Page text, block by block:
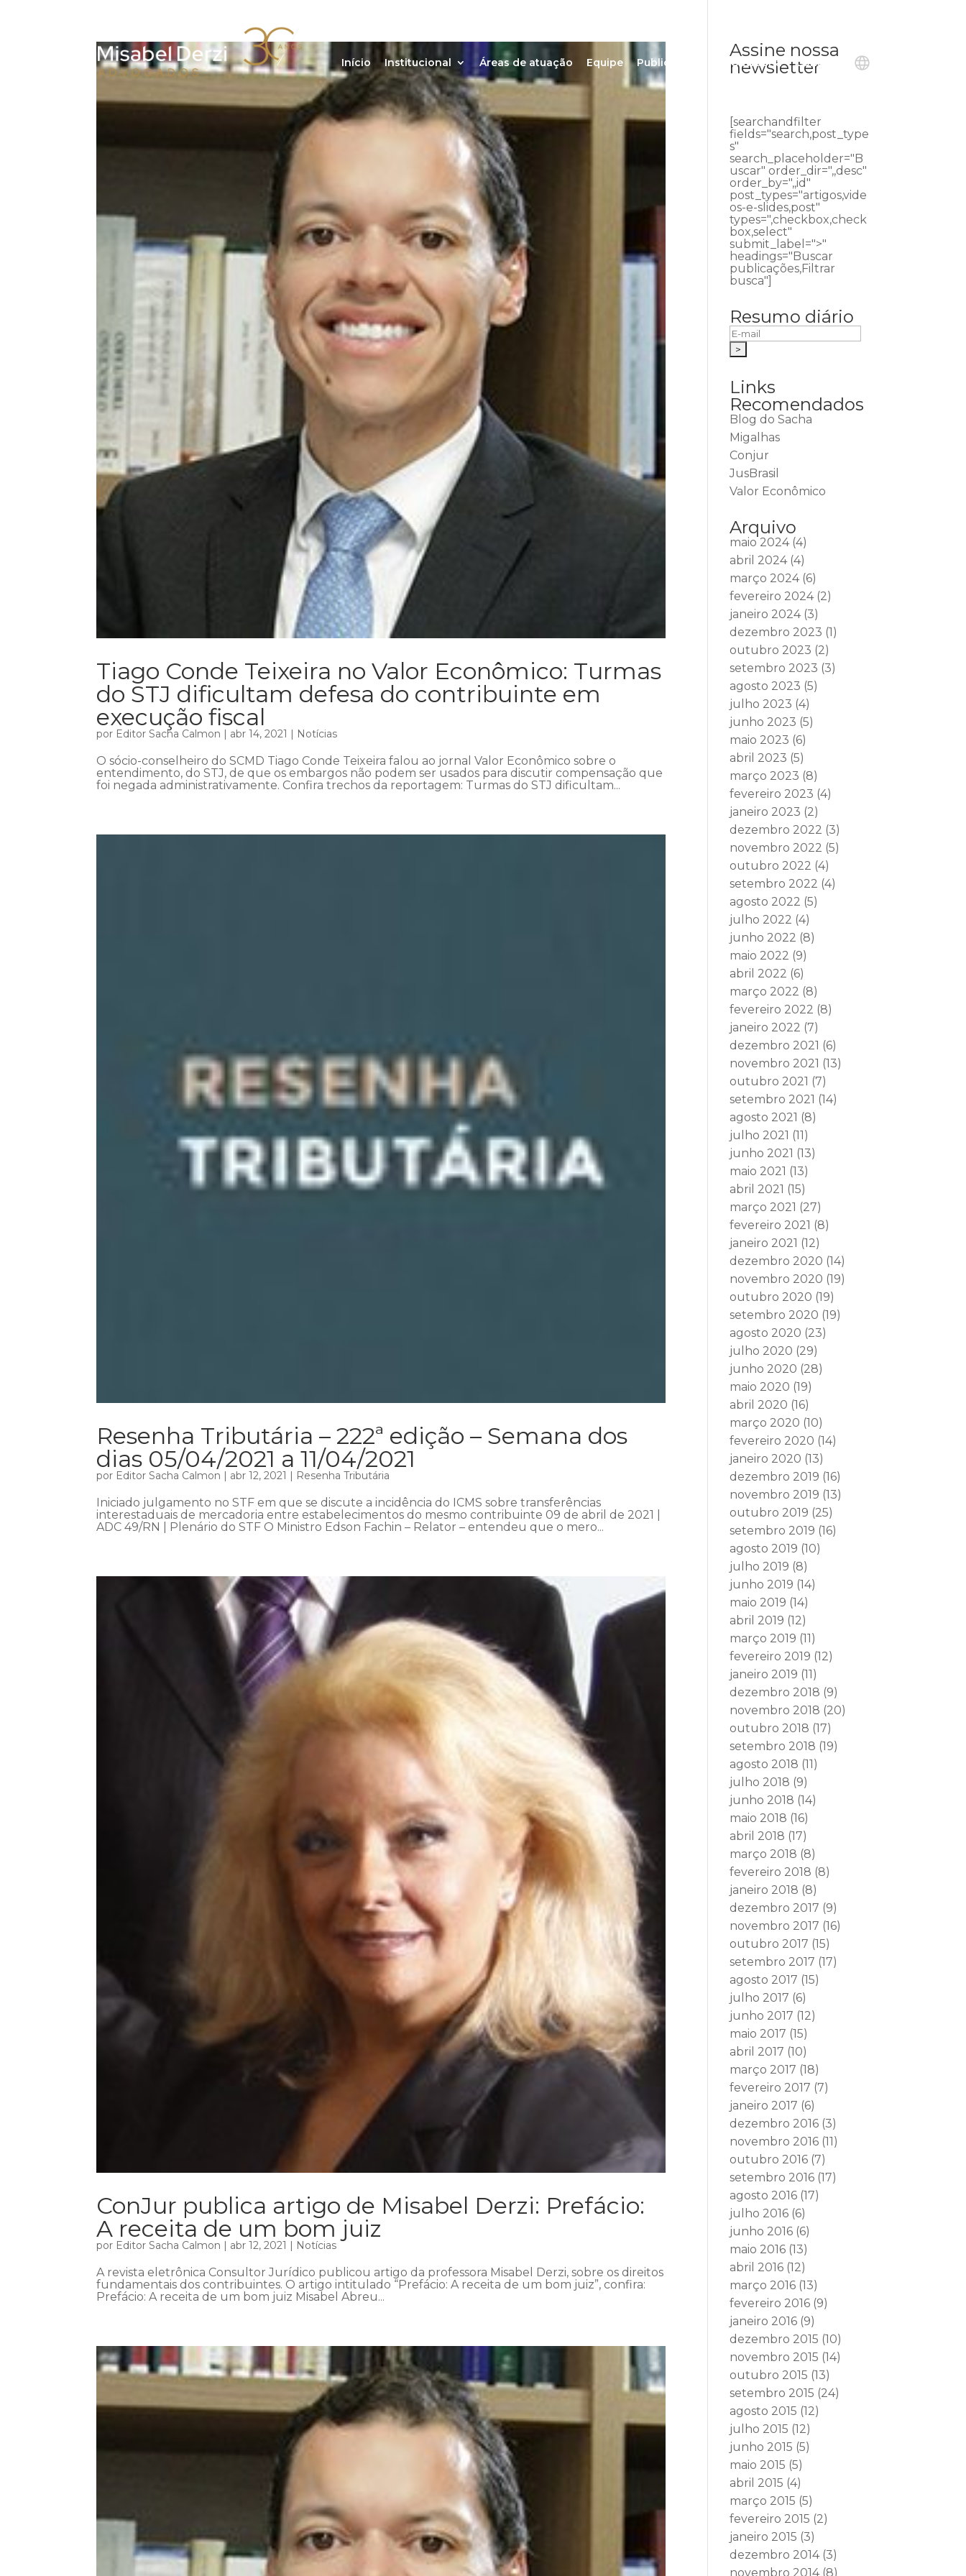
Início Institucional Áreas de atuação Equipe Publicações Ouvidoria Contato
Tiago Conde Teixeira no Valor Econômico: Turmas
do STJ dificultam defesa do contribuinte em
execução fiscal
por Editor Sacha Calmon | abr 14, 2021 | Notícias
O sócio-conselheiro do SCMD Tiago Conde Teixeira falou ao jornal Valor Econômico sobre o
entendimento, do STJ, de que os embargos não podem ser usados para discutir compensação que
foi negada administrativamente. Confira trechos da reportagem: Turmas do STJ dificultam...
Resenha Tributária – 222ª edição – Semana dos
dias 05/04/2021 a 11/04/2021
por Editor Sacha Calmon | abr 12, 2021 | Resenha Tributária
Iniciado julgamento no STF em que se discute a incidência do ICMS sobre transferências
interestaduais de mercadoria entre estabelecimentos do mesmo contribuinte 09 de abril de 2021 |
ADC 49/RN | Plenário do STF O Ministro Edson Fachin – Relator – entendeu que o mero...
ConJur publica artigo de Misabel Derzi: Prefácio:
A receita de um bom juiz
por Editor Sacha Calmon | abr 12, 2021 | Notícias
A revista eletrônica Consultor Jurídico publicou artigo da professora Misabel Derzi, sobre os direitos
fundamentais dos contribuintes. O artigo intitulado “Prefácio: A receita de um bom juiz”, confira:
Prefácio: A receita de um bom juiz Misabel Abreu...
Assine nossa
newsletter
[searchandfilter
fields="search,post_type
s"
search_placeholder="B
uscar" order_dir=",,desc"
order_by=",,id"
post_types="artigos,vide
os-e-slides,post"
types=",checkbox,check
box,select"
submit_label=">"
headings="Buscar
publicações,Filtrar
busca"]
Resumo diário
Links
Recomendados
Blog do Sacha
Migalhas
Conjur
JusBrasil
Valor Econômico
Arquivo
maio 2024(4)
abril 2024(4)
março 2024(6)
fevereiro 2024(2)
janeiro 2024(3)
dezembro 2023 (1)
outubro 2023 (2)
setembro 2023 (3)
agosto 2023 (5)
julho 2023 (4)
junho 2023 (5)
maio 2023 (6)
abril 2023 (5)
março 2023 (8)
fevereiro 2023 (4)
janeiro 2023 (2)
dezembro 2022 (3)
novembro 2022 (5)
outubro 2022 (4)
setembro 2022 (4)
agosto 2022 (5)
julho 2022 (4)
junho 2022 (8)
maio 2022 (9)
abril 2022 (6)
março 2022 (8)
fevereiro 2022 (8)
janeiro 2022 (7)
dezembro 2021 (6)
novembro 2021 (13)
outubro 2021 (7)
setembro 2021 (14)
agosto 2021 (8)
julho 2021 (11)
junho 2021 (13)
maio 2021 (13)
abril 2021 (15)
março 2021 (27)
fevereiro 2021 (8)
janeiro 2021 (12)
dezembro 2020 (14)
novembro 2020 (19)
outubro 2020 (19)
setembro 2020 (19)
agosto 2020 (23)
julho 2020 (29)
junho 2020 (28)
maio 2020 (19)
abril 2020 (16)
março 2020 (10)
fevereiro 2020 (14)
janeiro 2020 (13)
dezembro 2019 (16)
novembro 2019 (13)
outubro 2019 (25)
setembro 2019 (16)
agosto 2019 (10)
julho 2019 (8)
junho 2019 (14)
maio 2019 (14)
abril 2019 (12)
março 2019 (11)
fevereiro 2019 (12)
janeiro 2019 (11)
dezembro 2018 (9)
novembro 2018 (20)
outubro 2018 (17)
setembro 2018 (19)
agosto 2018 (11)
julho 2018 (9)
junho 2018 (14)
maio 2018 (16)
abril 2018 (17)
março 2018 (8)
fevereiro 2018 (8)
janeiro 2018 (8)
dezembro 2017 (9)
novembro 2017 (16)
outubro 2017 (15)
setembro 2017 (17)
agosto 2017 (15)
julho 2017 (6)
junho 2017 (12)
maio 2017 (15)
abril 2017 (10)
março 2017 (18)
fevereiro 2017 (7)
janeiro 2017 (6)
dezembro 2016 (3)
novembro 2016 (11)
outubro 2016 (7)
setembro 2016 (17)
agosto 2016 (17)
julho 2016 (6)
junho 2016 (6)
maio 2016 (13)
abril 2016 (12)
março 2016 (13)
fevereiro 2016 (9)
janeiro 2016 (9)
dezembro 2015 (10)
novembro 2015 (14)
outubro 2015 (13)
setembro 2015 (24)
agosto 2015 (12)
julho 2015 (12)
junho 2015 (5)
maio 2015 (5)
abril 2015 (4)
março 2015 (5)
fevereiro 2015 (2)
janeiro 2015 (3)
dezembro 2014(3)
novembro 2014(8)